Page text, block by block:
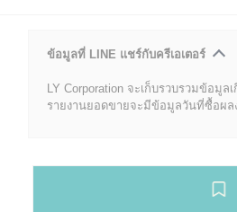
ข้อมูลที่ LINE แชร์กับครีเอเตอร์
LY Corporation จะเก็บรวบรวมข้อมู
รายงานยอดขายจะมีข้อมูลวันที่ซื้อผ